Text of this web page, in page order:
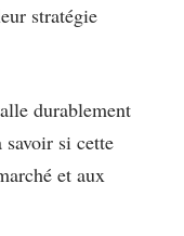
stratégie
durablement
savoir si cette
et aux